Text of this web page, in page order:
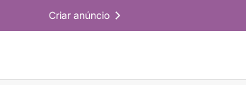
Criar anúncio